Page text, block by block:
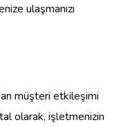
ulaşmanızı
müşteri etkileşimi
olarak, işletmenizin